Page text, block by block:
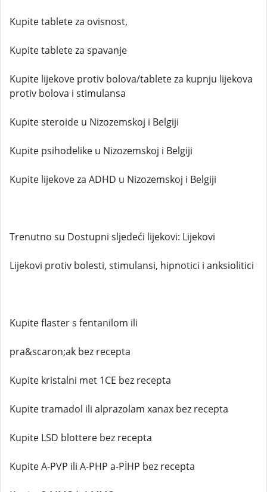
Kupite tablete za ovisnost,
Kupite tablete za spavanje
Kupite lijekove protiv bolova/tablete za kupnju lijekova
protiv bolova i stimulansa
Kupite steroide u Nizozemskoj i Belgiji
Kupite psihodelike u Nizozemskoj i Belgiji
Kupite lijekove za ADHD u Nizozemskoj i Belgiji
Trenutno su Dostupni sljedeći lijekovi: Lijekovi
Lijekovi protiv bolesti, stimulansi, hipnotici i anksiolitici
Kupite flaster s fentanilom ili
pra&scaron;ak bez recepta
Kupite kristalni met 1CE bez recepta
Kupite tramadol ili alprazolam xanax bez recepta
Kupite LSD blottere bez recepta
Kupite A-PVP ili A-PHP a-PİHP bez recepta